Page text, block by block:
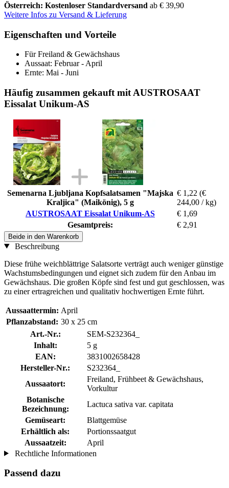
Österreich: Kostenloser Standardversand ab € 39,90
Weitere Infos zu Versand & Lieferung
Eigenschaften und Vorteile
Für Freiland & Gewächshaus
Aussaat: Februar - April
Ernte: Mai - Juni
Häufig zusammen gekauft mit AUSTROSAAT
Eissalat Unikum-AS
Semenarna Ljubljana Kopfsalatsamen "Majska
Kraljica" (Maikönig), 5 g
€ 1,22 (€
244,00 / kg)
AUSTROSAAT Eissalat Unikum-AS
€ 1,69
Gesamtpreis:
€ 2,91
Beide in den Warenkorb
Beschreibung
Diese frühe weichblättrige Salatsorte verträgt auch weniger günstige
Wachstumsbedingungen und eignet sich zudem für den Anbau im
Gewächshaus. Die großen Köpfe sind fest und gut geschlossen, was
zu einer ertragreichen und qualitativ hochwertigen Ernte führt.
Aussaattermin: April
Pflanzabstand: 30 x 25 cm
Art.-Nr.:
SEM-S232364_
Inhalt:
5 g
EAN:
3831002658428
Hersteller-Nr.:
S232364_
Aussaatort:
Freiland, Frühbeet & Gewächshaus,
Vorkultur
Botanische
Bezeichnung:
Lactuca sativa var. capitata
Gemüseart:
Blattgemüse
Erhältlich als:
Portionssaatgut
Aussaatzeit:
April
Rechtliche Informationen
Passend dazu